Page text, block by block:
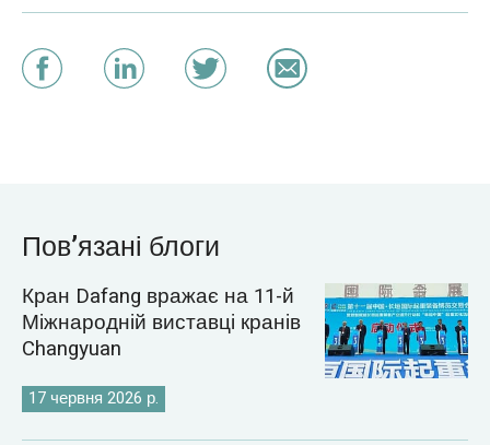
Пов’язані блоги
Кран Dafang вражає на 11-й
Міжнародній виставці кранів
Changyuan
17 червня 2026 р.